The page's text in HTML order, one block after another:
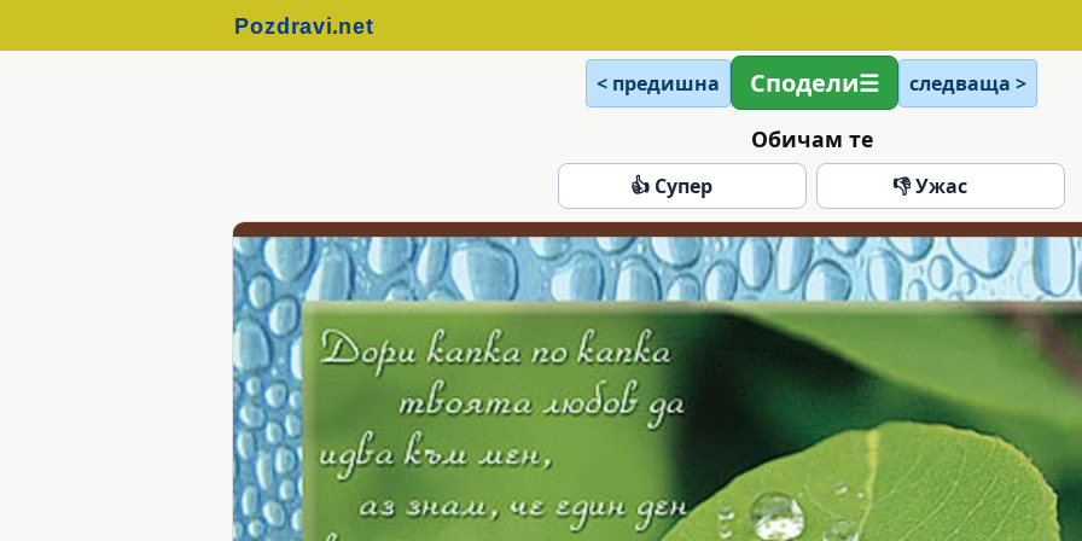
< предишна Сподели следваща >
Обичам те
👍 Супер 👎 Ужас